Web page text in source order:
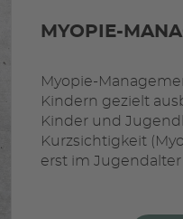
MYOPIE-
Myopie-
Kindern gezielt
Kinder und
Kurzsichtigkeit
erst im Jugendalter